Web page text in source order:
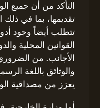
التأكد من أن جميع
تقديمها، بما في ذلك
تتطلب أيضاً وجود
القوانين المحلية
الأجانب. من
والوثائق باللغة
يعزز من مصداقية